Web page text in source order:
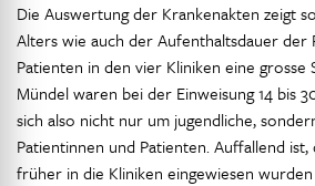
Die Auswertung der Krankenakten zeigt
Alters wie auch der Aufenthaltsdauer der
Patienten in den vier Kliniken eine grosse
Mündel waren bei der Einweisung 14 bis
sich also nicht nur um jugendliche,
Patientinnen und Patienten. Auffallend ist,
früher in die Kliniken eingewiesen